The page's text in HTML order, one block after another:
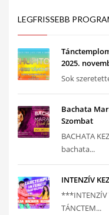
LEGFRISSEBB
2025.
Sok
Bachata
Szombat
BACHATA
bachata...
INTENZÍV
***INTENZÍV
TÁNCTEM...